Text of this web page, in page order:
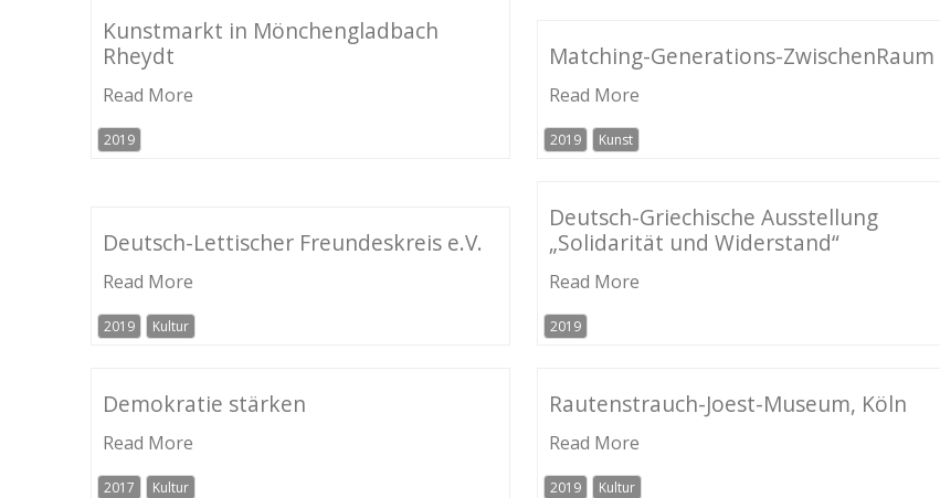
Kunstmarkt in Mönchengladbach
Rheydt
Read More
2019
Matching-Generations-ZwischenRaum
Read More
2019 Kunst
Deutsch-Lettischer Freundeskreis e.V.
Read More
2019 Kultur
Deutsch-Griechische Ausstellung
„Solidarität und Widerstand“
Read More
2019
Demokratie stärken
Read More
2017 Kultur
Rautenstrauch-Joest-Museum, Köln
Read More
2019 Kultur